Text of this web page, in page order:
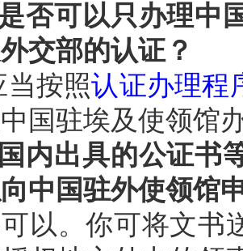
否可以只办理中
交部的认证？
当按照认证办理程
国驻埃及使领馆
国内出具的公证书
中国驻外使领馆
以。你可将文书